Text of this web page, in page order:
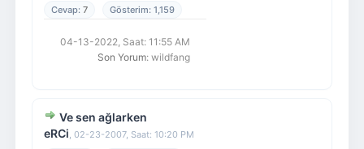
7
1,159
04-13-2022, Saat: 11:55 AM
Son Yorum: wildfang
Ve sen ağlarken
eRCi, 02-23-2007, Saat: 10:20 PM